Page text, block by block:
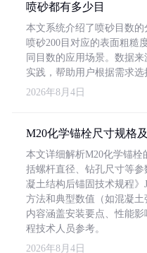
喷砂都有多少目
本文系统介绍了喷砂目数
喷砂200目对应的表面粗糙
同目数的应用场景。数据
实践，帮助用户根据需求选
2026年8月4日
M20化学锚栓尺寸规格
本文详细解析M20化学锚
括螺杆直径、钻孔尺寸等
凝土结构后锚固技术规程》
方法和典型数值（如混凝土
内容涵盖安装要点、性能
程技术人员参考。
2026年8月4日